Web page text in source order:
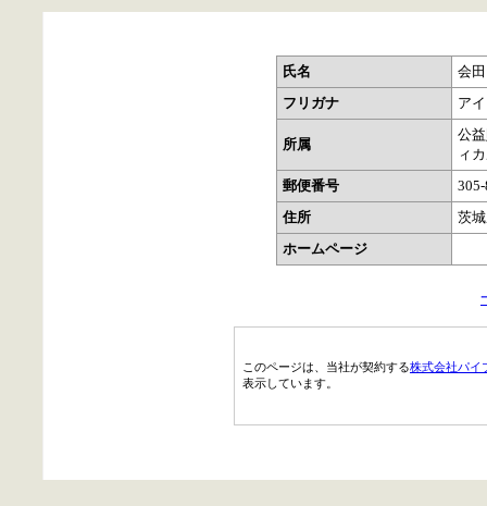
氏名
会
フリガナ
ア
所属
公
ィ
郵便番号
住所
茨
ホームページ
このページは、当社が契約する株式会社パイ
表示しています。